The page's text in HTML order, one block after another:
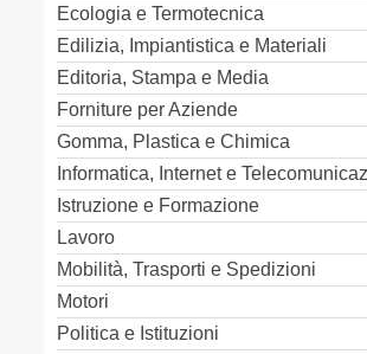
Ecologia e Termotecnica
Edilizia, Impiantistica e Materiali
Editoria, Stampa e Media
Forniture per Aziende
Gomma, Plastica e Chimica
Informatica, Internet e
Istruzione e Formazione
Lavoro
Mobilità, Trasporti e Spedizioni
Motori
Politica e Istituzioni